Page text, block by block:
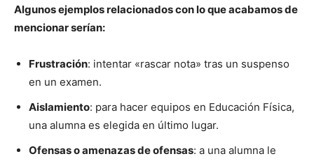
Algunos ejemplos relacionados con lo que acabamos de
mencionar serían:
Frustración: intentar «rascar nota» tras un suspenso
en un examen.
Aislamiento: para hacer equipos en Educación Física,
una alumna es elegida en último lugar.
Ofensas o amenazas de ofensas: a una alumna le